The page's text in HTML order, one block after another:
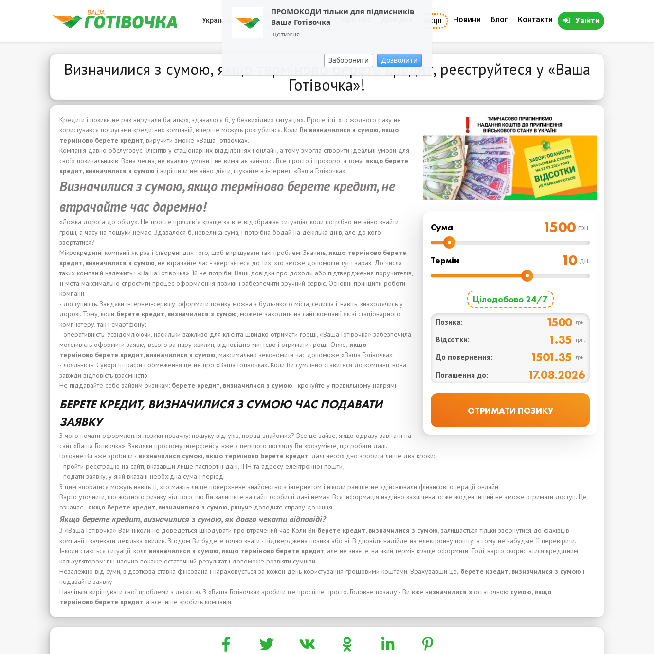
ПРОМОКОДИ тільки для підписників
Ваша Готівочка
щотижня
Заборонити Дозволити
Українська 0800 202 404
Зворотній дзвінок
Акції Новини Блог Контакти Увійти
Визначилися з сумою, якщо терміново берете кредит, реєструйтеся у «Ваша
Готівочка»!
Cума грн.
Термін дн.
Цілодобово 24/7
Позика: 1500 грн.
Відсотки: 1.35 грн.
До повернення: 1501.35 грн.
Погашення до: 17.08.2026
Кредити і позики не раз виручали багатьох, здавалося б, у безвихідних ситуаціях. Проте, і ті, хто жодного разу не
користувався послугами кредитних компаній, вперше можуть розгубитися. Коли Ви визначилися з сумою, якщо
терміново берете кредит, виручити зможе «Ваша Готівочка».
Компанія давно обслуговує клієнтів у стаціонарних відділеннях і онлайн, а тому змогла створити ідеальні умови для
своїх позичальників. Вона чесна, не вуалює умови і не вимагає зайвого. Все просто і прозоро, а тому, якщо берете
кредит, визначилися з сумою і вирішили негайно діяти, шукайте в інтернеті «Ваша Готівочка».
Визначилися з сумою, якщо терміново берете кредит, не
втрачайте час даремно!
«Ложка дорога до обіду». Це просте прислів`я краще за все відображає ситуацію, коли потрібно негайно знайти
гроші, а часу на пошуки немає. Здавалося б, невелика сума, і потрібна бодай на декілька днів, але до кого
звертатися?
Мікрокредитні компанії як раз і створені для того, щоб вирішувати такі проблем. Значить, якщо терміново берете
кредит, визначилися з сумою, не втрачайте час - звертайтеся до тих, хто зможе допомогти тут і зараз. До числа
таких компаній належить і «Ваша Готівочка». Їй не потрібні Ваші довідки про доходи або підтвердження поручителів,
її мета максимально спростити процес оформлення позики і забезпечити зручний сервіс. Основні принципи роботи
компанії:
- доступність. Завдяки інтернет-сервісу, оформити позику можна з будь-якого міста, селища і, навіть, знаходячись у
дорозі. Тому, коли берете кредит, визначилися з сумою, можете заходити на сайт компанії як зі стаціонарного
комп`ютеру, так і смартфону;
- оперативність. Усвідомлюючи, наскільки важливо для клієнта швидко отримати гроші, «Ваша Готівочка» забезпечила
можливість оформити заявку всього за пару хвилин, відповідно миттєво і отримати гроші. Отже, якщо
терміново берете кредит, визначилися з сумою, максимально зекономити час допоможе «Ваша Готівочка»;
- лояльність. Суворі штрафи і обмеження це не про «Ваша Готівочка». Коли Ви сумлінно ставитеся до компанії, вона
завжди відповість взаємністю.
Не піддавайте себе зайвим ризикам: берете кредит, визначилися з сумою - крокуйте у правильному напрямі.
БЕРЕТЕ КРЕДИТ, ВИЗНАЧИЛИСЯ З СУМОЮ ЧАС ПОДАВАТИ
ЗАЯВКУ
З чого почати оформлення позики новачку: пошуку відгуків, порад знайомих? Все це зайве, якщо одразу завітати на
сайт «Ваша Готівочка». Завдяки простому інтерфейсу, вже з першого погляду Ви зрозумієте, що робити далі.
Головне Ви вже зробили - визначилися сумою, якщо терміново берете кредит, далі необхідно зробити лише два кроки:
- пройти реєстрацію на сайті, вказавши лише паспортні дані, ІПН та адресу електронної пошти;
- подати заявку, у якій вказані необхідна сума і період.
З цим впоратися можуть навіть ті, хто мають лише поверхневе знайомство з інтернетом і ніколи раніше не здійснювали фінансові операції онлайн.
Варто уточнити, що жодного ризику від того, що Ви залишите на сайті особисті дані немає. Вся інформація надійно захищена, отже жоден інший не зможе отримати доступ. Це
означає: якщо берете кредит, визначилися з сумою, рішуче доводьте справу до кінця.
Якщо берете кредит, визначилися з сумою, як довго чекати відповіді?
З «Ваша Готівочка» Вам ніколи не доведеться шкодувати про втрачений час. Коли Ви берете кредит, визначилися з сумою, залишається тільки звернутися до фахівців
компанії і зачекати декілька хвилин. Згодом Ви будете точно знати - підтверджена позика або ні. Відповідь надійде на електронну пошту, а тому не забудьте її перевірити.
Інколи стаються ситуації, коли визначилися з сумою, якщо терміново берете кредит, але не знаєте, на який термін краще оформити. Тоді, варто скористатися кредитним
калькулятором: він наочно покаже остаточний результат і допоможе розвіяти сумніви.
Незалежно від суми, відсоткова ставка фіксована і нараховується за кожен день користування грошовими коштами. Врахувавши це, берете кредит, визначилися з сумою і
подавайте заявку.
Навчіться вирішувати свої проблеми з легкістю. З «Ваша Готівочка» зробити це простіше просто. Головне позаду - Ви вже визначилися з остаточною сумою, якщо
терміново берете кредит, а все інше зробить компанія.